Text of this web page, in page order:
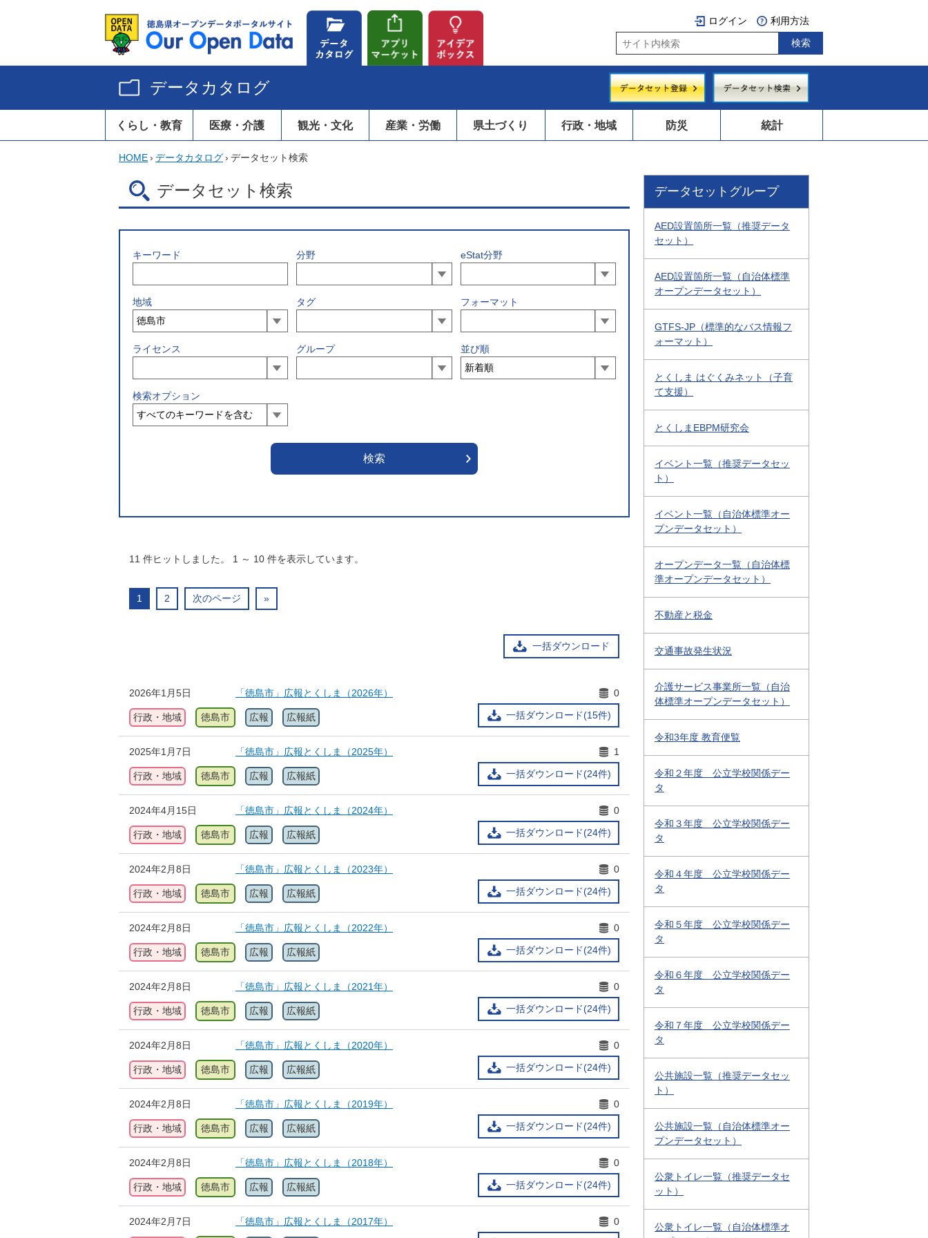
ログイン 利用方法
データカタログ
くらし・教育 医療・介護 観光・文化 産業・労働 県土づくり 行政・地域 防災 統計
HOME› データカタログ› データセット検索
データセット検索
キーワード 分野 eStat分野
地域 タグ フォーマット
ライセンス グループ 並び順
検索オプション
11 件ヒットしました。 1 ～ 10 件を表示しています。
1 2 次のページ »
一括ダウンロード
2026年1月5日
「徳島市」広報とくしま（2026年）
一括ダウンロード(15件)
0
行政・地域 徳島市 広報 広報紙
2025年1月7日
「徳島市」広報とくしま（2025年）
一括ダウンロード(24件)
1
行政・地域 徳島市 広報 広報紙
2024年4月15日
「徳島市」広報とくしま（2024年）
一括ダウンロード(24件)
0
行政・地域 徳島市 広報 広報紙
2024年2月8日
「徳島市」広報とくしま（2023年）
一括ダウンロード(24件)
0
行政・地域 徳島市 広報 広報紙
2024年2月8日
「徳島市」広報とくしま（2022年）
一括ダウンロード(24件)
0
行政・地域 徳島市 広報 広報紙
2024年2月8日
「徳島市」広報とくしま（2021年）
一括ダウンロード(24件)
0
行政・地域 徳島市 広報 広報紙
2024年2月8日
「徳島市」広報とくしま（2020年）
一括ダウンロード(24件)
0
行政・地域 徳島市 広報 広報紙
2024年2月8日
「徳島市」広報とくしま（2019年）
一括ダウンロード(24件)
0
行政・地域 徳島市 広報 広報紙
2024年2月8日
「徳島市」広報とくしま（2018年）
一括ダウンロード(24件)
0
行政・地域 徳島市 広報 広報紙
2024年2月7日
「徳島市」広報とくしま（2017年）
0
データセットグループ
AED設置箇所一覧（推奨データ
セット）
AED設置箇所一覧（自治体標準
オープンデータセット）
GTFS-JP（標準的なバス情報フ
ォーマット）
とくしま はぐくみネット（子育
て支援）
とくしまEBPM研究会
イベント一覧（推奨データセッ
ト）
イベント一覧（自治体標準オー
プンデータセット）
オープンデータ一覧（自治体標
準オープンデータセット）
不動産と税金
交通事故発生状況
介護サービス事業所一覧（自治
体標準オープンデータセット）
令和3年度 教育便覧
令和２年度 公立学校関係デー
タ
令和３年度 公立学校関係デー
タ
令和４年度 公立学校関係デー
タ
令和５年度 公立学校関係デー
タ
令和６年度 公立学校関係デー
タ
令和７年度 公立学校関係デー
タ
公共施設一覧（推奨データセッ
ト）
公共施設一覧（自治体標準オー
プンデータセット）
公衆トイレ一覧（推奨データセ
ット）
公衆トイレ一覧（自治体標準オ